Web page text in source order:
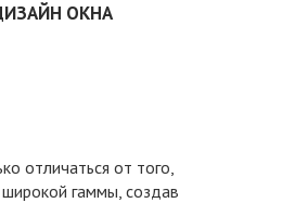
ОКНА
отличаться от того,
гаммы, создав